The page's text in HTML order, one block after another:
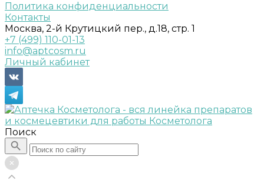
Политика конфиденциальности
Контакты
Москва, 2-й Крутицкий пер., д.18, стр. 1
+7 (499) 110-01-13
info@aptcosm.ru
Личный кабинет
Поиск